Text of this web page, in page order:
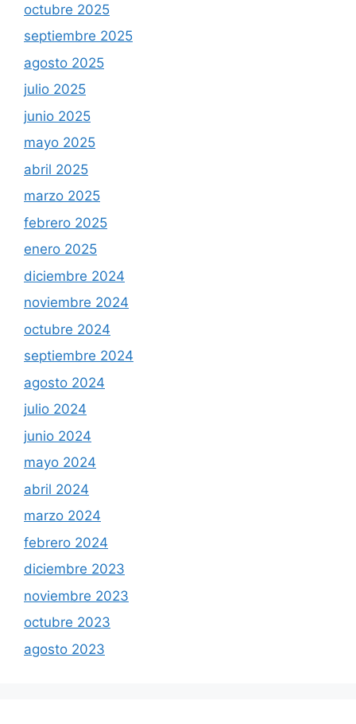
octubre 2025
septiembre 2025
agosto 2025
julio 2025
junio 2025
mayo 2025
abril 2025
marzo 2025
febrero 2025
enero 2025
diciembre 2024
noviembre 2024
octubre 2024
septiembre 2024
agosto 2024
julio 2024
junio 2024
mayo 2024
abril 2024
marzo 2024
febrero 2024
diciembre 2023
noviembre 2023
octubre 2023
agosto 2023